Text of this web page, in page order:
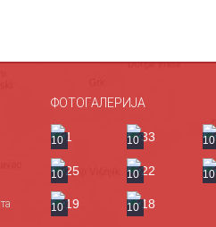
ФОТОГАЛЕРИЈА
10 10 10
10 10 10
10 10